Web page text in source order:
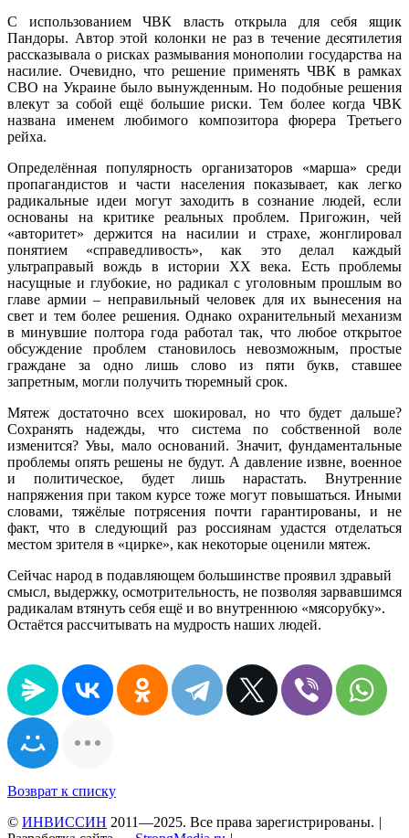
С использованием ЧВК власть открыла для себя ящик
Пандоры. Автор этой колонки не раз в течение десятилетия
рассказывала о рисках размывания монополии государства на
насилие. Очевидно, что решение применять ЧВК в рамках
СВО на Украине было вынужденным. Но подобные решения
влекут за собой ещё большие риски. Тем более когда ЧВК
названа именем любимого композитора фюрера Третьего
рейха.
Определённая популярность организаторов «марша» среди
пропагандистов и части населения показывает, как легко
радикальные идеи могут заходить в сознание людей, если
основаны на критике реальных проблем. Пригожин, чей
«авторитет» держится на насилии и страхе, жонглировал
понятием «справедливость», как это делал каждый
ультраправый вождь в истории XX века. Есть проблемы
насущные и глубокие, но радикал с уголовным прошлым во
главе армии – неправильный человек для их вынесения на
свет и тем более решения. Однако охранительный механизм
в минувшие полтора года работал так, что любое открытое
обсуждение проблем становилось невозможным, простые
граждане за одно лишь слово из пяти букв, ставшее
запретным, могли получить тюремный срок.
Мятеж достаточно всех шокировал, но что будет дальше?
Сохранять надежды, что система по собственной воле
изменится? Увы, мало оснований. Значит, фундаментальные
проблемы опять решены не будут. А давление извне, военное
и политическое, будет лишь нарастать. Внутренние
напряжения при таком курсе тоже могут повышаться. Иными
словами, тяжёлые потрясения почти гарантированы, и не
факт, что в следующий раз россиянам удастся отделаться
местом зрителя в «цирке», как некоторые оценили мятеж.
Сейчас народ в подавляющем большинстве проявил здравый
смысл, выдержку, осмотрительность, не позволяя зарвавшимся
радикалам втянуть себя ещё и во внутреннюю «мясорубку».
Остаётся рассчитывать на мудрость наших людей.
Возврат к списку
© ИНВИССИН 2011—2025. Все права зарегистрированы. |